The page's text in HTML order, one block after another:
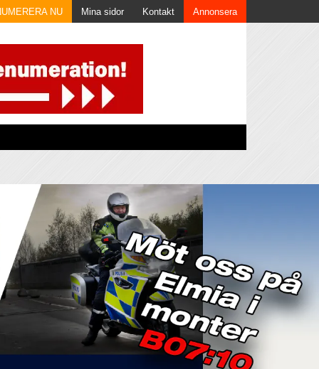
NU Mina sidor Kontakt Annonsera